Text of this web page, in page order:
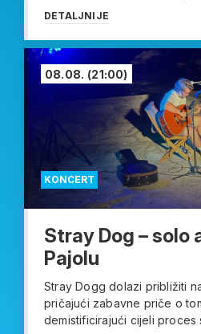
DETALJNIJE
KONCERT
08.08. (21:00)
Stray Dog – solo
Pajolu
Stray Dogg dolazi približiti
pričajući zabavne priče o
demistificirajući cijeli proces